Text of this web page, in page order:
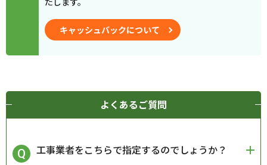
キャッシュバックについて
よくあるご質問
工事業者をこちらで指定するのでしょうか？